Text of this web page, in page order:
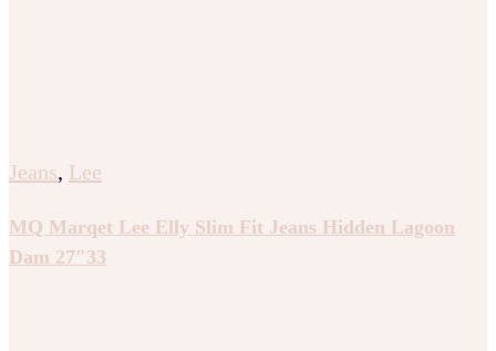
Jeans, Lee
MQ Marqet Lee Elly Slim Fit Jeans Hidden Lagoon
Dam 27″33